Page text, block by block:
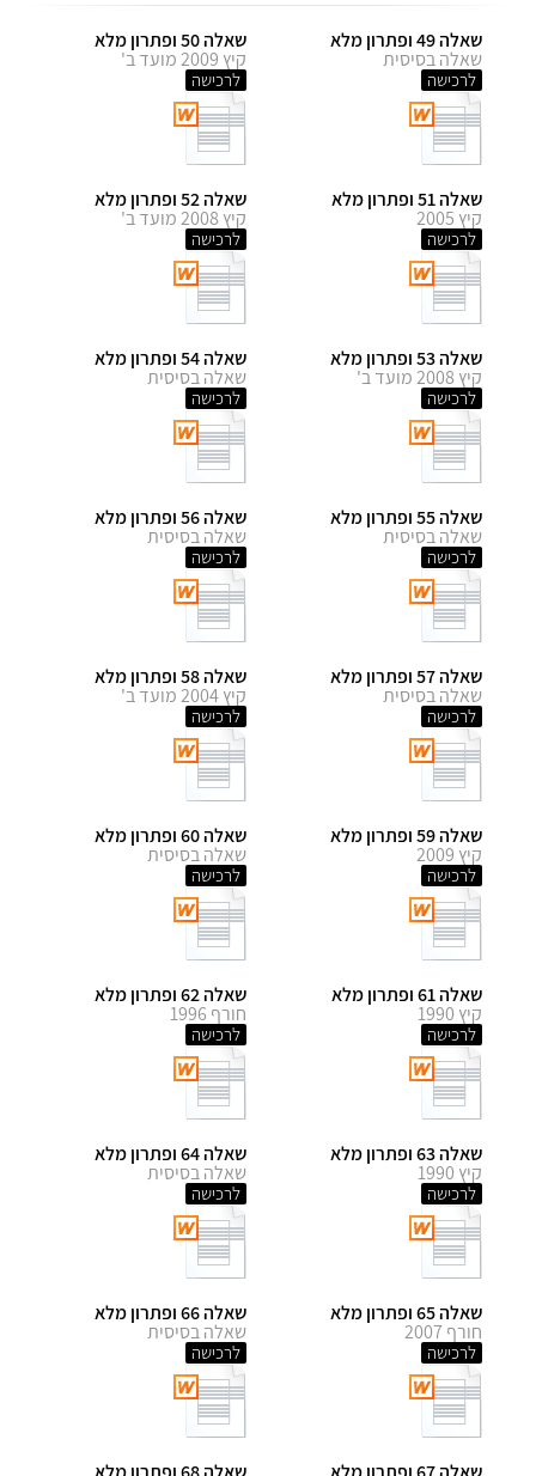
שאלה 49 ופתרון מלא
שאלה בסיסית
לרכישה
שאלה 50 ופתרון מלא
קיץ 2009 מועד ב'
לרכישה
שאלה 51 ופתרון מלא
קיץ 2005
לרכישה
שאלה 52 ופתרון מלא
קיץ 2008 מועד ב'
לרכישה
שאלה 53 ופתרון מלא
קיץ 2008 מועד ב'
לרכישה
שאלה 54 ופתרון מלא
שאלה בסיסית
לרכישה
שאלה 55 ופתרון מלא
שאלה בסיסית
לרכישה
שאלה 56 ופתרון מלא
שאלה בסיסית
לרכישה
שאלה 57 ופתרון מלא
שאלה בסיסית
לרכישה
שאלה 58 ופתרון מלא
קיץ 2004 מועד ב'
לרכישה
שאלה 59 ופתרון מלא
קיץ 2009
לרכישה
שאלה 60 ופתרון מלא
שאלה בסיסית
לרכישה
שאלה 61 ופתרון מלא
קיץ 1990
לרכישה
שאלה 62 ופתרון מלא
חורף 1996
לרכישה
שאלה 63 ופתרון מלא
קיץ 1990
לרכישה
שאלה 64 ופתרון מלא
שאלה בסיסית
לרכישה
שאלה 65 ופתרון מלא
חורף 2007
לרכישה
שאלה 66 ופתרון מלא
שאלה בסיסית
לרכישה